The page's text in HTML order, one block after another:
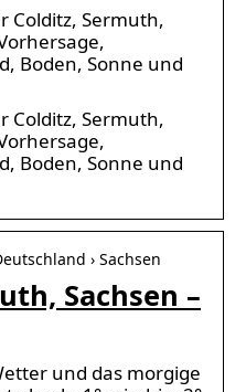
Colditz, Sermuth,
Boden, Sonne und
Colditz, Sermuth,
Boden, Sonne und
› Sachsen
Sachsen –
und das morgige